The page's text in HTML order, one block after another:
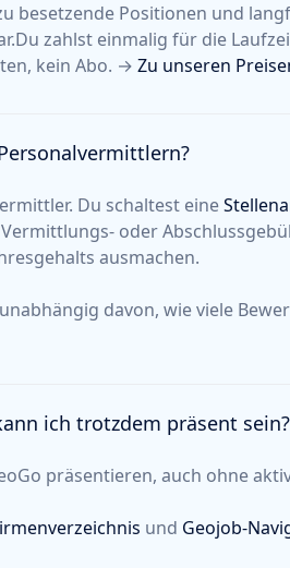
besetzende Positionen und
zahlst einmalig für die
kein Abo. → Zu unseren
Du schaltest eine
oder
ausmachen.
davon, wie viele
ich trotzdem präsent sein?
präsentieren, auch ohne
und Geojob-